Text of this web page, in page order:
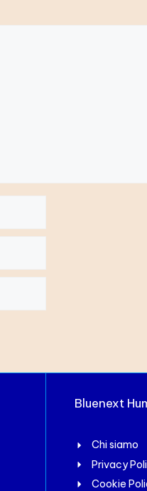
Bluenext
Chi siamo
Privacy
Cookie